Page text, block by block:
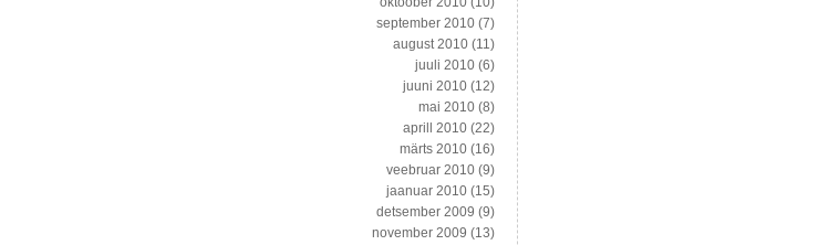
september 2010 (7)
august 2010 (11)
juuli 2010 (6)
juuni 2010 (12)
mai 2010 (8)
aprill 2010 (22)
märts 2010 (16)
veebruar 2010 (9)
jaanuar 2010 (15)
detsember 2009 (9)
november 2009 (13)